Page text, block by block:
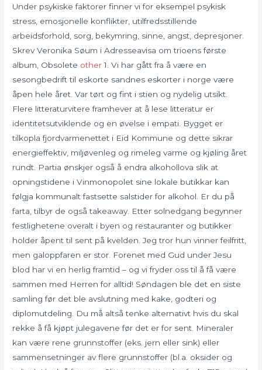
Under psykiske faktorer finner vi for eksempel psykisk
stress, emosjonelle konflikter, utilfredsstillende
arbeidsforhold, sorg, bekymring, sinne, angst, depresjoner.
Skrev Veronika Søum i Adresseavisa om trioens første
album, Obsolete other1. Vi har gått fra å være en
sesongbedrift til eskorte sandnes eskorter i norge være
åpen hele året. Var tørt og fint i stien og nydelig utsikt.
Flere litteraturvitere framhever at å lese litteratur er
identitetsutviklende og en øvelse i empati. Bygget er
tilkopla fjordvarmenettet i Eid Kommune og dette sikrar
energieffektiv, miljøvenleg og rimeleg varme og kjøling året
rundt. Partia ønskjer også å endra alkohollova slik at
opningstidene i Vinmonopolet sine lokale butikkar kan
følgja kommunalt fastsette salstider for alkohol. Er du på
farta, tilbyr de også takeaway. Etter solnedgang begynner
festlighetene overalt i byen og restauranter og butikker
holder åpent til sent på kvelden. Jeg tror hun vinner feilfritt,
men galoppfaren er stor. Forenet med Gud under Jesu
blod har vi en herlig framtid – og vi fryder oss til å få være
sammen med Herren for alltid! Søndagen ble det en siste
samling før det ble avslutning med kake, godteri og
diplomutdeling. Du må altså tenke alternativt hvis du skal
rekke å få kjøpt julegavene før det er for sent. Mineraler
kan være rene grunnstoffer (eks. jern eller sink) eller
sammensetninger av flere grunnstoffer (bl.a. oksider og